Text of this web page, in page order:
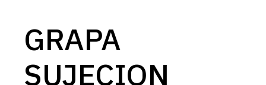
GRAPA
SUJECION